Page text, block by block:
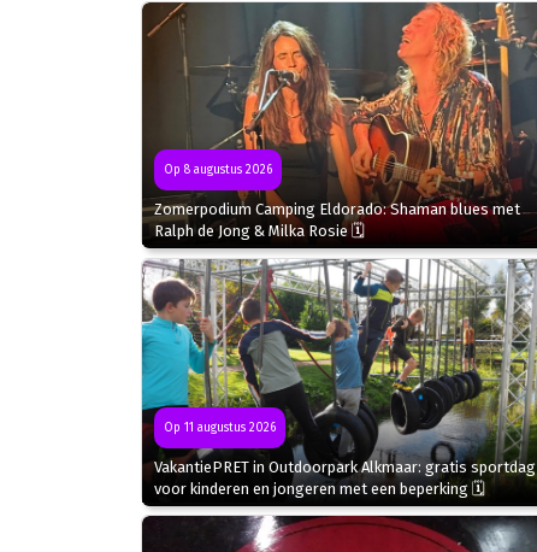
Op 8 augustus 2026
Zomerpodium Camping Eldorado: Shaman blues met
Ralph de Jong & Milka Rosie 🗓
Op 11 augustus 2026
VakantiePRET in Outdoorpark Alkmaar: gratis sportdag
voor kinderen en jongeren met een beperking 🗓